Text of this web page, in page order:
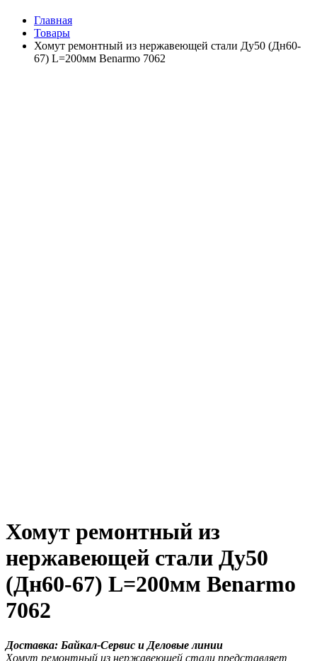
Главная
Товары
Хомут ремонтный из нержавеющей стали Ду50 (Дн60-
67) L=200мм Benarmo 7062
Хомут ремонтный из
нержавеющей стали Ду50
(Дн60-67) L=200мм Benarmo
7062
Доставка: Байкал-Сервис и Деловые линии
Хомут ремонтный из нержавеющей стали представляет